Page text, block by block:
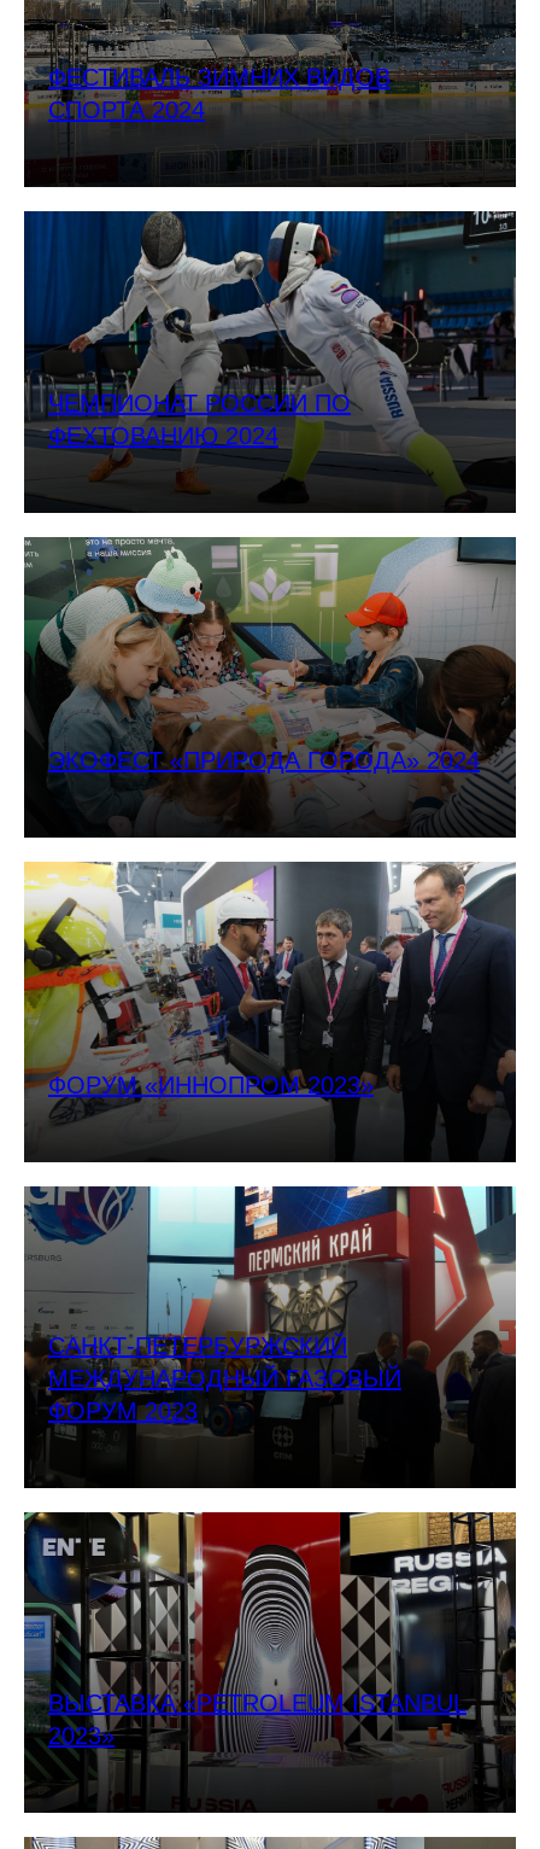
ФЕСТИВАЛЬ ЗИМНИХ ВИДОВ
СПОРТА 2024
ЧЕМПИОНАТ РОССИИ ПО
ФЕХТОВАНИЮ 2024
ЭКОФЕСТ «ПРИРОДА ГОРОДА» 2024
ФОРУМ «ИННОПРОМ 2023»
САНКТ-ПЕТЕРБУРЖСКИЙ
МЕЖДУНАРОДНЫЙ ГАЗОВЫЙ
ФОРУМ 2023
ВЫСТАВКА «PETROLEUM ISTANBUL
2023»